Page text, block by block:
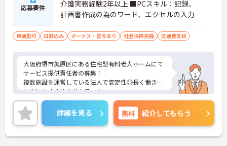
応募要件
介護実務経験2年以上 ■PCスキル：記録、
計画書作成の為のワード、エクセルの入力
車通勤可 日勤のみ ボーナス・賞与あり 社会保険完備 交通費支給
大阪府堺市美原区にある住宅型有料老人ホームにて
サービス提供責任者の募集！
複数施設を運営している法人で安定性◎長く働きた
い方におすすめの求人です！
残業は少なめで、プライベートや家庭との両立もし
やすい環境です♪
ご興味のある方には、面接対策ポイントなど、さら
に詳細をお話しいたしますのでお気軽にご相談くだ
さい！
詳細を見る 無料 紹介してもらう